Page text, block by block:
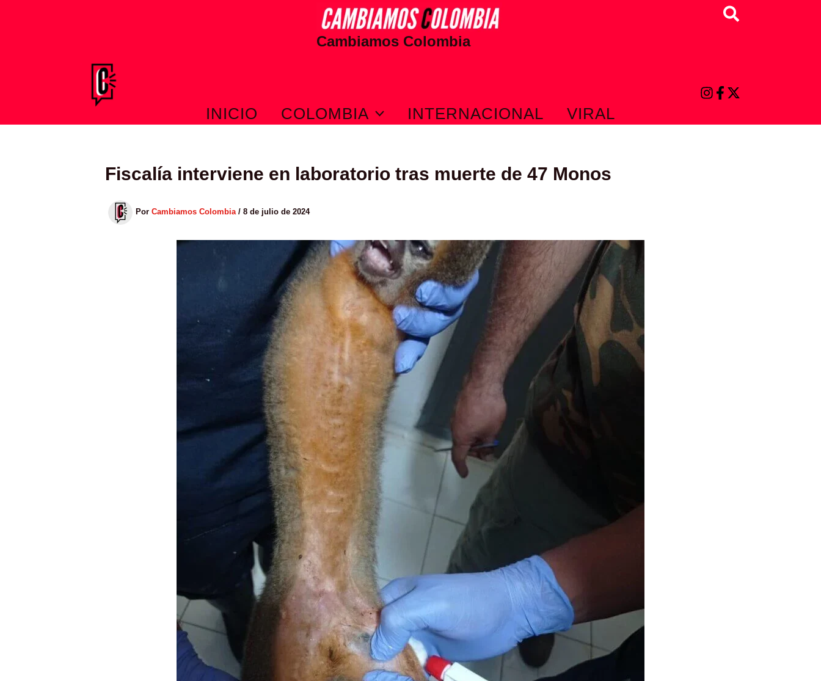
Cambiamos Colombia
Buscar
INICIO COLOMBIA INTERNACIONAL VIRAL
Fiscalía interviene en laboratorio tras muerte de 47 Monos
Por Cambiamos Colombia / 8 de julio de 2024